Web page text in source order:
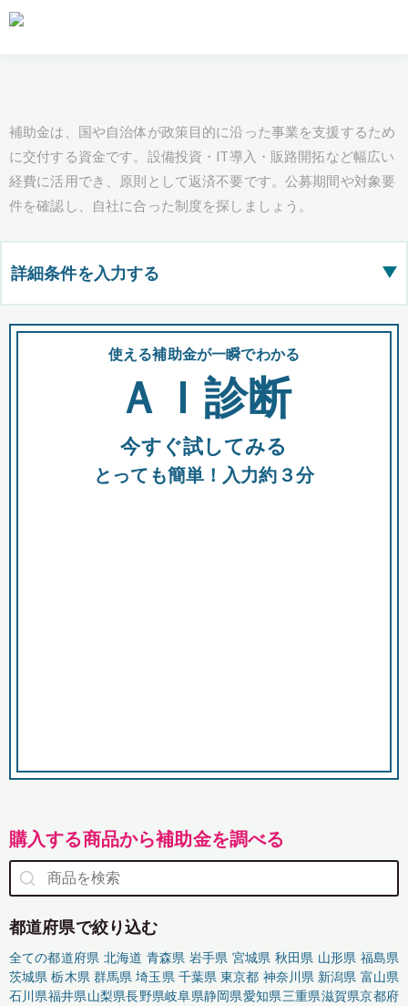
補助金は、国や自治体が政策目的に沿った事業を支援するため
に交付する資金です。設備投資・IT導入・販路開拓など幅広い
経費に活用でき、原則として返済不要です。公募期間や対象要
件を確認し、自社に合った制度を探しましょう。
詳細条件を入力する ▶
都道府県
全国の検索結果を含めて表示
助成金 融資 出資
使える補助金が一瞬でわかる
ＡＩ診断
今すぐ試してみる
とっても簡単！入力約３分
購入する商品から補助金を調べる
都道府県で絞り込む
全ての都道府県 北海道 青森県 岩手県 宮城県 秋田県 山形県 福島県
茨城県 栃木県 群馬県 埼玉県 千葉県 東京都 神奈川県 新潟県 富山県
石川県福井県山梨県長野県岐阜県静岡県愛知県三重県滋賀県京都府